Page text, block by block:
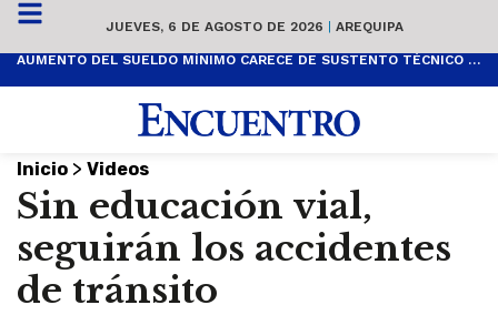
JUEVES, 6 DE AGOSTO DE 2026 | AREQUIPA
AUMENTO DEL SUELDO MÍNIMO CARECE DE SUSTENTO TÉCNICO Y ES POPULISTA
Inicio > Videos
Sin educación vial,
seguirán los accidentes
de tránsito